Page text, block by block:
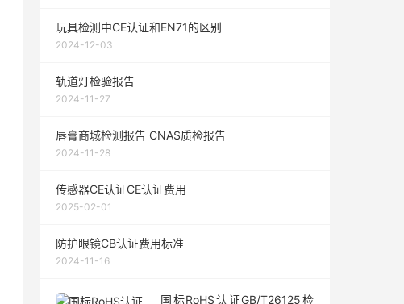
玩具检测中CE认证和EN71的区别
2024-12-03
轨道灯检验报告
2024-11-27
唇膏商城检测报告 CNAS质检报告
2024-11-28
传感器CE认证CE认证费用
2025-02-01
防护眼镜CB认证费用标准
2024-11-16
国标RoHS认证GB/T26125检